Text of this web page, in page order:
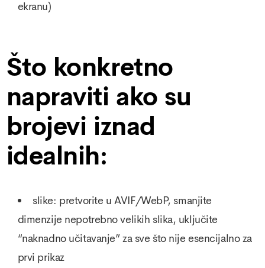
ekranu)
Što konkretno
napraviti ako su
brojevi iznad
idealnih:
slike: pretvorite u AVIF/WebP, smanjite
dimenzije nepotrebno velikih slika, uključite
“naknadno učitavanje” za sve što nije esencijalno za
prvi prikaz